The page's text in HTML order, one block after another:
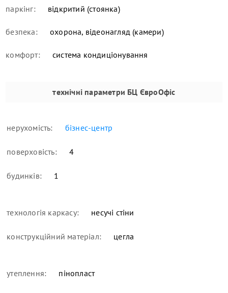
паркінг: відкритий (стоянка)
безпека: охорона, відеонагляд (камери)
комфорт: система кондиціонування
технічні параметри БЦ ЄвроОфіс
нерухомість: бізнес-центр
поверховість: 4
будинків: 1
технологія каркасу: несучі стіни
конструкційний матеріал: цегла
утеплення: пінопласт